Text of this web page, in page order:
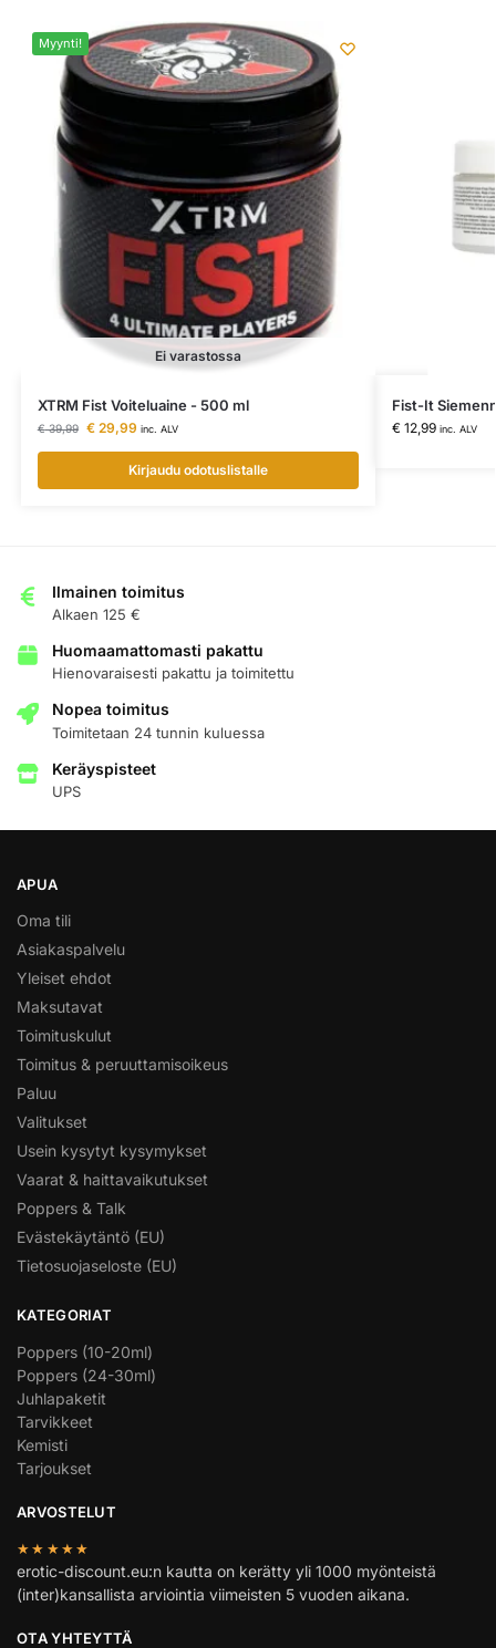
Myynti!
Ei varastossa
XTRM Fist Voiteluaine - 500 ml
€39,99 €29,99 inc. ALV
Kirjaudu odotuslistalle
Fist-It
€12,99 inc. ALV
Ilmainen toimitus
Alkaen 125 €
Huomaamattomasti pakattu
Hienovaraisesti pakattu ja toimitettu
Nopea toimitus
Toimitetaan 24 tunnin kuluessa
Keräyspisteet
UPS
APUA
Oma tili
Asiakaspalvelu
Yleiset ehdot
Maksutavat
Toimituskulut
Toimitus & peruuttamisoikeus
Paluu
Valitukset
Usein kysytyt kysymykset
Vaarat & haittavaikutukset
Poppers & Talk
Evästekäytäntö (EU)
Tietosuojaseloste (EU)
KATEGORIAT
Poppers (10-20ml)
Poppers (24-30ml)
Juhlapaketit
Tarvikkeet
Kemisti
Tarjoukset
ARVOSTELUT
★★★★★
erotic-discount.eu:n kautta on kerätty yli 1000 myönteistä
(inter)kansallista arviointia viimeisten 5 vuoden aikana.
OTA YHTEYTTÄ